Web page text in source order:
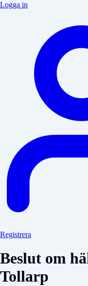
Logga in
Registrera
Beslut om
Tollarp